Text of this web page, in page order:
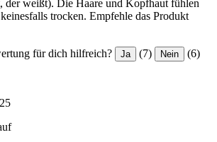
der weißt). Die Haare und Kopfhaut fühlen
trocken. Empfehle das Produkt
für dich hilfreich? Ja (7) Nein (6)